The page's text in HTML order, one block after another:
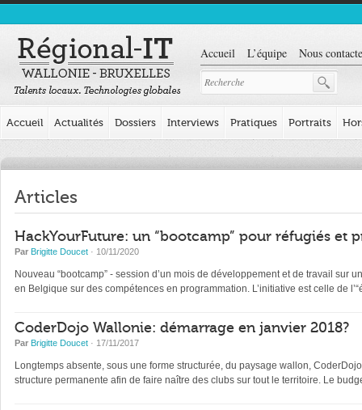
Accueil L’équipe Nous
Accueil Actualités Dossiers Interviews Pratiques Portraits
Articles
HackYourFuture: un “bootcamp” pour réfugiés et
Par Brigitte Doucet · 10/11/2020
Nouveau “bootcamp” - session d’un mois de développement et de travail
en Belgique sur des compétences en programmation. L’initiative est celle de
CoderDojo Wallonie: démarrage en janvier 2018?
Par Brigitte Doucet · 17/11/2017
Longtemps absente, sous une forme structurée, du paysage wallon,
structure permanente afin de faire naître des clubs sur tout le territoire. Le